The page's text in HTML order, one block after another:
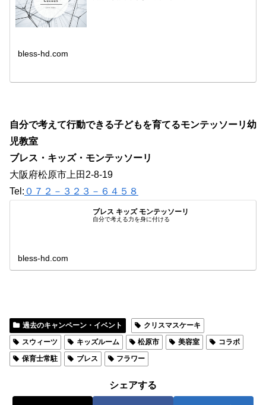
bless-hd.com
自分で考えて行動できる子どもを育てるモンテッソーリ幼
児教室
ブレス・キッズ・モンテッソーリ
大阪府松原市上田2-8-19
Tel: ０７２－３２３－６４５８
ブレス キッズ モンテッソーリ
自分で考える力を身に付ける
bless-hd.com
過去のキャンペーン・イベント
クリスマスケーキ
スウィーツ
キッズルーム 松原市 美容室
コラボ
保育士常駐
ブレス フラワー
シェアする